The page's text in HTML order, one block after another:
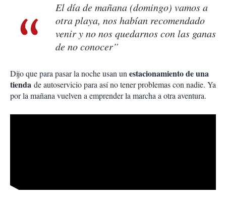
El día de mañana (domingo) vamos a
otra playa, nos habían recomendado
venir y no nos quedarnos con las ganas
de no conocer”
Dijo que para pasar la noche usan unestacionamiento de una
tienda de autoservicio para así no tener problemas con nadie. Ya
por la mañana vuelven a emprender la marcha a otra aventura.